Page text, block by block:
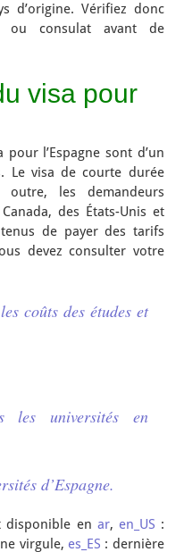
d’origine. Vérifiez donc
ou consulat avant de
visa pour
l’Espagne sont d’un
Le visa de courte durée
les demandeurs
des États-Unis et
de payer des tarifs
devez consulter votre
les coûts des études et
les universités en
d’Espagne.
disponible en ar, en_US :
virgule, es_ES : dernière